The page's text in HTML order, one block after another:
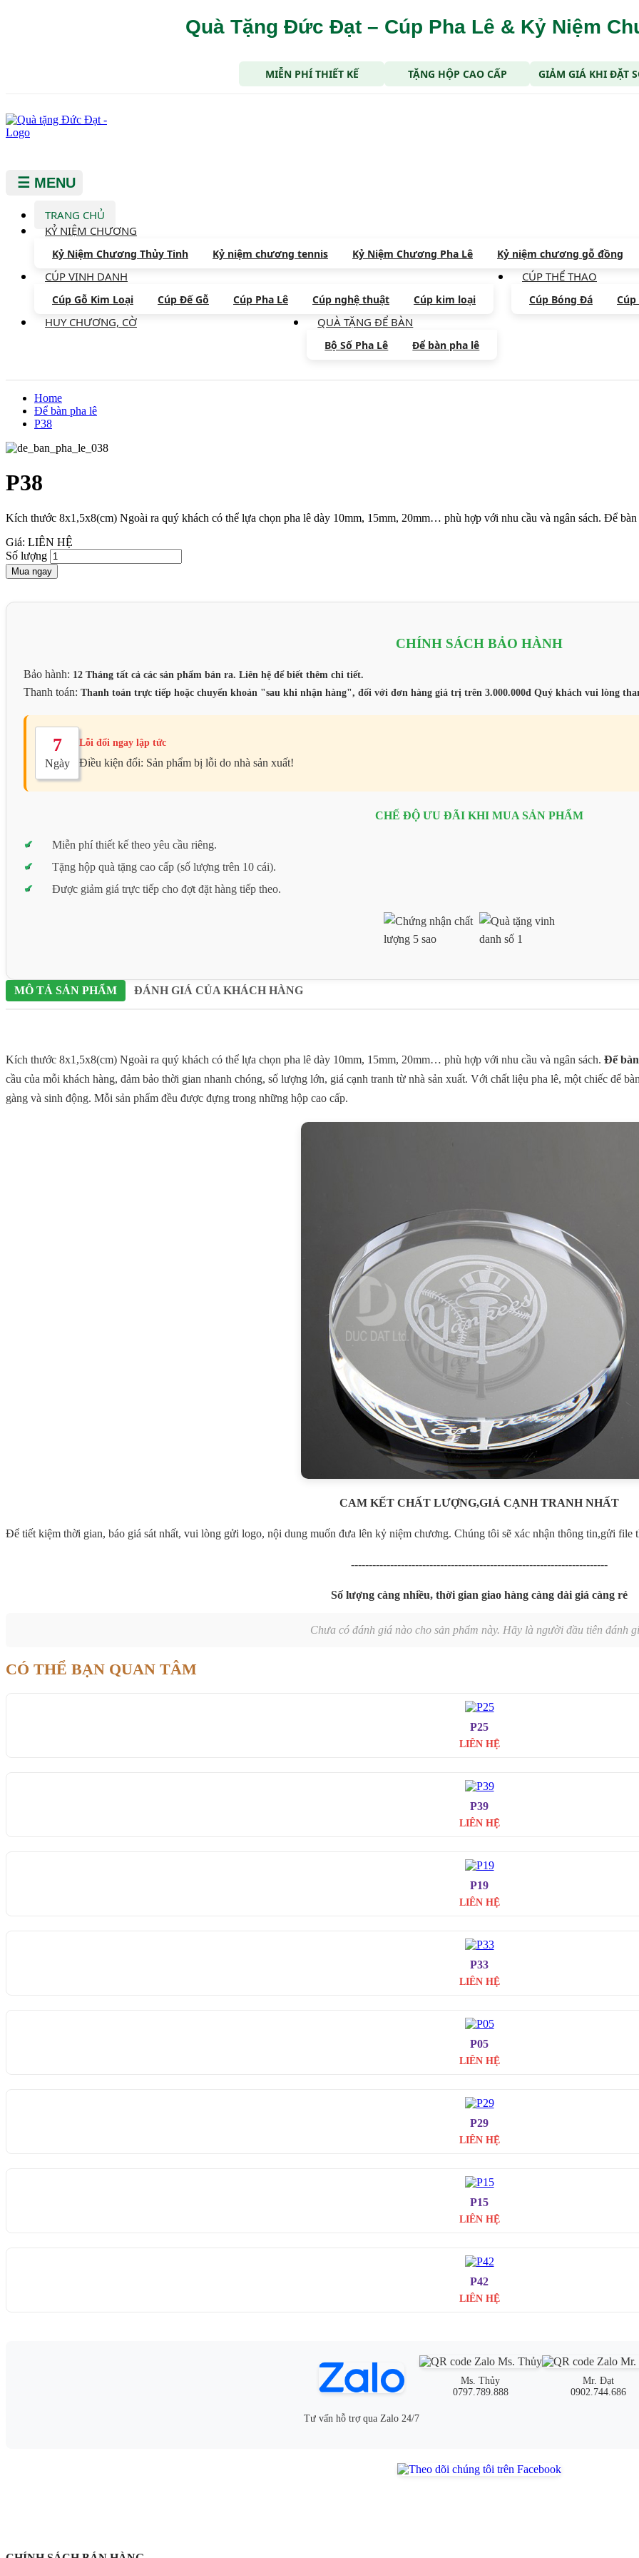
Quà Tặng Đức Đạt – Cúp Pha Lê & Kỷ Niệm
MIỄN PHÍ THIẾT KẾ TẶNG HỘP CAO CẤP GIẢM GIÁ KHI ĐẶT
☰ MENU
TRANG CHỦ
KỶ NIỆM CHƯƠNG
Kỷ Niệm Chương Thủy Tinh Kỷ niệm chương tennis Kỷ Niệm Chương Pha Lê Kỷ niệm chương gỗ đồng
CÚP VINH DANH
Cúp Gỗ Kim Loại Cúp Đế Gỗ Cúp Pha Lê Cúp nghệ thuật Cúp kim loại
CÚP THỂ THAO
Cúp Bóng Đá
HUY CHƯƠNG, CỜ QUÀ TẶNG ĐỂ BÀN
Bộ Số Pha Lê Để bàn pha lê
Home
Để bàn pha lê
P38
P38
Kích thước 8x1,5x8(cm) Ngoài ra quý khách có thể lựa chọn pha lê dày 10mm, 15mm, 20mm… phù hợp với nhu cầu và ngân sách. Để bàn
Giá: LIÊN HỆ
Số lượng
Mua ngay
CHÍNH SÁCH BẢO HÀNH
Bảo hành: 12 Tháng tất cả các sản phẩm bán ra. Liên hệ để biết thêm chi tiết.
Thanh toán: Thanh toán trực tiếp hoặc chuyển khoản "sau khi nhận hàng", đối với đơn hàng giá trị trên 3.000.000đ Quý khách vui lòng
7
Ngày
Lỗi đổi ngay lập tức
Điều kiện đổi: Sản phẩm bị lỗi do nhà sản xuất!
CHẾ ĐỘ ƯU ĐÃI KHI MUA SẢN PHẨM
Miễn phí thiết kế theo yêu cầu riêng.
Tặng hộp quà tặng cao cấp (số lượng trên 10 cái).
Được giảm giá trực tiếp cho đợt đặt hàng tiếp theo.
MÔ TẢ SẢN PHẨM ĐÁNH GIÁ CỦA KHÁCH HÀNG
Kích thước 8x1,5x8(cm) Ngoài ra quý khách có thể lựa chọn pha lê dày 10mm, 15mm, 20mm… phù hợp với nhu cầu và ngân sách. Để
cầu của mỗi khách hàng, đảm bảo thời gian nhanh chóng, số lượng lớn, giá cạnh tranh từ nhà sản xuất. Với chất liệu pha lê, một chiếc để
gàng và sinh động. Mỗi sản phẩm đều được đựng trong những hộp cao cấp.
CAM KẾT CHẤT LƯỢNG,GIÁ CẠNH TRANH NHẤT
Để tiết kiệm thời gian, báo giá sát nhất, vui lòng gửi logo, nội dung muốn đưa lên kỷ niệm chương. Chúng tôi sẽ xác nhận thông tin,gửi file
------------------------------------------------------------------------
Số lượng càng nhiều, thời gian giao hàng càng dài giá càng rẻ
Chưa có đánh giá nào cho sản phẩm này. Hãy là người đầu tiên đánh
CÓ THỂ BẠN QUAN TÂM
P25
LIÊN HỆ
P39
LIÊN HỆ
P19
LIÊN HỆ
P33
LIÊN HỆ
P05
LIÊN HỆ
P29
LIÊN HỆ
P15
LIÊN HỆ
P42
LIÊN HỆ
Tư vấn hỗ trợ qua Zalo 24/7
Ms. Thủy
0797.789.888
Mr. Đạt
0902.744.686